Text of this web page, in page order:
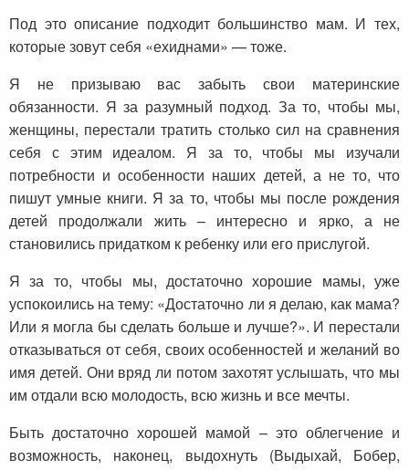
Под это описание подходит большинство мам. И тех,
которые зовут себя «ехиднами» — тоже.
Я не призываю вас забыть свои материнские
обязанности. Я за разумный подход. За то, чтобы мы,
женщины, перестали тратить столько сил на сравнения
себя с этим идеалом. Я за то, чтобы мы изучали
потребности и особенности наших детей, а не то, что
пишут умные книги. Я за то, чтобы мы после рождения
детей продолжали жить – интересно и ярко, а не
становились придатком к ребенку или его прислугой.
Я за то, чтобы мы, достаточно хорошие мамы, уже
успокоились на тему: «Достаточно ли я делаю, как мама?
Или я могла бы сделать больше и лучше?». И перестали
отказываться от себя, своих особенностей и желаний во
имя детей. Они вряд ли потом захотят услышать, что мы
им отдали всю молодость, всю жизнь и все мечты.
Быть достаточно хорошей мамой – это облегчение и
возможность, наконец, выдохнуть (Выдыхай, Бобер,